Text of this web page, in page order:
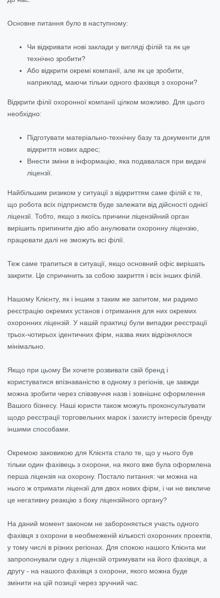
Основне питання було в наступному:
Чи відкривати нові заклади у вигляді філій та як це
технічно зробити?
Або відкрити окремі компанії, але як це зробити,
наприклад, маючи тільки одного фахівця з охорони?
Відкрити філії охоронної компанії цілком можливо. Для цього
необхідно:
Підготувати матеріально-технічну базу та документи для
відкриття нових адрес;
Внести зміни в інформацію, яка подавалася при видачі
ліцензії.
Найбільшим ризиком у ситуації з відкриттям саме філій є те,
що робота всіх підприємств буде залежати від дійсності однієї
ліцензії. Тобто, якщо з якоїсь причини ліцензійний орган
вирішить припинити дію або анулювати охоронну ліцензію,
працювати далі не зможуть всі філії.
Теж саме трапиться в ситуації, якщо основний офіс вирішать
закрити. Це спричинить за собою закриття і всіх інших філій.
Нашому Клієнту, як і іншим з таким же запитом, ми радимо
реєстрацію окремих установ і отримання для них окремих
охоронних ліцензій. У нашій практиці були випадки реєстрації
трьох-чотирьох ідентичних фірм, назва яких відрізнялося
мінімально.
Якщо при цьому Ви хочете розвивати свій бренд і
користуватися впізнаваністю в одному з регіонів, це завжди
можна зробити через співзвуччя назв і зовнішнє оформлення
Вашого бізнесу. Наші юристи також можуть проконсультувати
щодо реєстрації торговельних марок і захисту інтересів бренду
іншими способами.
Окремою заковикою для Клієнта стало те, що у нього був
тільки один фахівець з охорони, на якого вже була оформлена
перша ліцензія на охорону. Постало питання: чи можна на
нього ж отримати ліцензії для двох нових фірм, і чи не викличе
це негативну реакцію з боку ліцензійного органу?
На даний момент законом не забороняється участь одного
фахівця з охорони в необмеженій кількості охоронних проектів,
у тому числі в різних регіонах. Для спокою нашого Клієнта ми
запропонували одну з ліцензій отримувати на його фахівця, а
другу - на нашого фахівця з охорони, якого можна буде
змінити на цій позиції через зручний час.